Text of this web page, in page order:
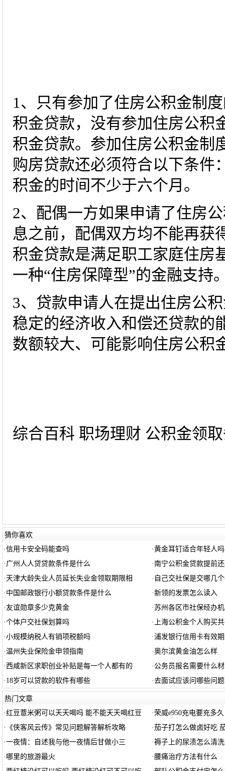
1、只有参加了住房公积金制
积金贷款，没有参加住房公积
积金贷款。参加住房公积金制
购房贷款还必须符合以下条件
积金的时间不少于六个月。
2、配偶一方如果申请了住房
息之前，配偶双方均不能再获
积金贷款是满足职工家庭住房
一种“住房保障型”的金融支持
3、贷款申请人在提出住房公
稳定的经济收入和偿还贷款的
数额较大、可能影响住房公积
综合百科 职场理财 公积金领
猜你喜欢
·信用卡安全码能查吗 ·黄金耳钉适合年轻人吗
· 广州人人贷贷款条件是什么 ·南宁公积金贷款提前
· 天津大龄失业人员延长失业金领取期限相 · 自己交社保是交哪几
· 中国邮政银行小额贷款条件是什么 ·新领的发票怎么读入
· 友谊勋章多少克黄金 ·苏州各区市社保经办
·个体户交社保划算吗 · 上海公积金个人购买
·小规模纳税人有销项税额吗 ·浦发银行信用卡有效
·温州失业保险金申领指南 ·奥尔滨黄金油怎么样
· 西咸新区求职创业补贴是每一个人都有的 · 公务员报名需要什么
· 18岁可以贷款的软件有哪些 ·去面试应该问哪些问题
热门文章
·红豆薏米粥可以天天喝吗 能不能天天喝红豆 · 荣威e950充电要充多久
· 《侠客风云传》常见问题解答解析攻略 ·茄子打怎么做卤好吃
·一夜情：自述我与他一夜情后甘做小三 ·褥子上的尿渍怎么清
· 哪里的旅游最火 ·腰痛治疗方法有什么